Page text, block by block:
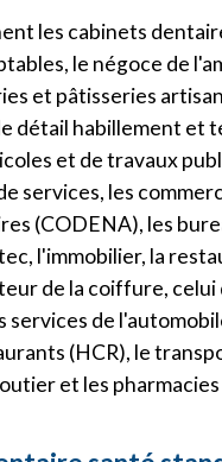
les cabinets
le négoce de
et pâtisseries
détail habillement et
et de travaux
services, les
(CODENA), les
l'immobilier, la
de la coiffure, celui
services de
(HCR), le
et les